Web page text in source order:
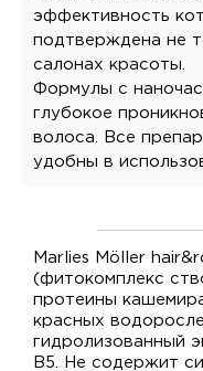
эффективность
подтверждена не
салонах красоты.
Формулы с
глубокое
волоса. Все
удобны в
Marlies Möller
(фитокомплекс
протеины
красных
гидролизованный
B5. Не содержит